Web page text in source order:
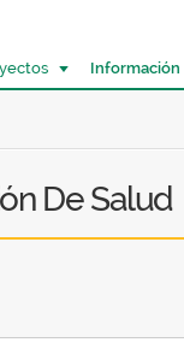
Información
De Salud